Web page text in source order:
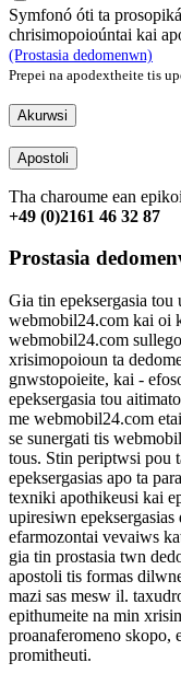
Symfonó óti ta
chrisimopoioúntai kai
(Prostasia dedomenwn)
Prepei na apodextheite tis
Akurwsi
Apostoli
Tha charoume ean
+49 (0)2161 46 32 87
Prostasia
Gia tin epeksergasia
webmobil24.com kai oi
webmobil24.com
xrisimopoioun ta
gnwstopoieite, kai -
epeksergasia tou
me webmobil24.com
se sunergati tis
tous. Stin periptwsi pou
epeksergasias apo ta
texniki apothikeusi kai
upiresiwn
efarmozontai vevaiws
gia tin prostasia twn
apostoli tis formas
mazi sas mesw il.
epithumeite na min
proanaferomeno skopo,
promitheuti.